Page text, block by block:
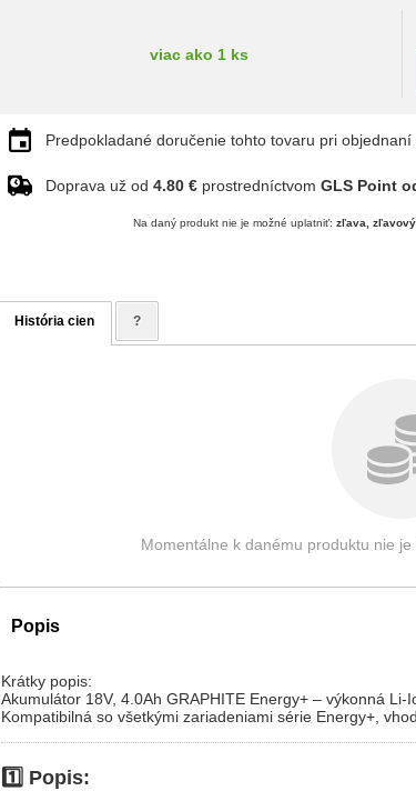
viac ako 1 ks
Predpokladané doručenie tohto tovaru pri objednaní
Doprava už od 4.80 € prostredníctvom GLS Point
Na daný produkt nie je možné uplatniť: zľava,
História cien ?
Momentálne k danému produktu nie
Popis
Krátky popis:
Akumulátor 18V, 4.0Ah GRAPHITE Energy+ – výkonná
Kompatibilná so všetkými zariadeniami série Energy+,
1️⃣ Popis: